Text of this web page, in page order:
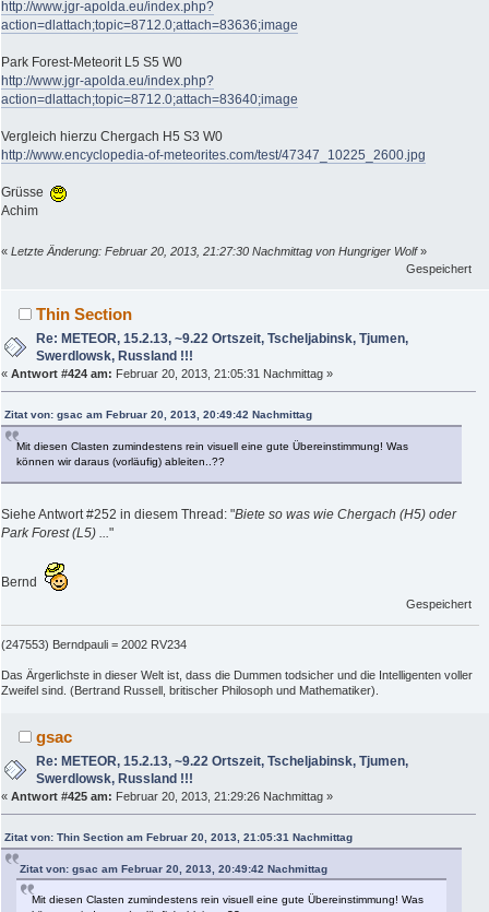
http://www.jgr-apolda.eu/index.php?
action=dlattach;topic=8712.0;attach=83636;image
Park Forest-Meteorit L5 S5 W0
http://www.jgr-apolda.eu/index.php?
action=dlattach;topic=8712.0;attach=83640;image
Vergleich hierzu Chergach H5 S3 W0
http://www.encyclopedia-of-meteorites.com/test/47347_10225_2600.jpg
Grüsse
Achim
« Letzte Änderung: Februar 20, 2013, 21:27:30 Nachmittag von Hungriger Wolf»
Gespeichert
Thin Section
Re: METEOR, 15.2.13, ~9.22 Ortszeit, Tscheljabinsk, Tjumen,
Swerdlowsk, Russland !!!
« Antwort #424 am: Februar 20, 2013, 21:05:31 Nachmittag »
Zitat von: gsac am Februar 20, 2013, 20:49:42 Nachmittag
Mit diesen Clasten zumindestens rein visuell eine gute Übereinstimmung! Was
können wir daraus (vorläufig) ableiten..??
Siehe Antwort #252 in diesem Thread: "Biete so was wie Chergach (H5) oder
Park Forest (L5) ..."
Bernd
Gespeichert
(247553) Berndpauli = 2002 RV234
Das Ärgerlichste in dieser Welt ist, dass die Dummen todsicher und die Intelligenten voller
Zweifel sind. (Bertrand Russell, britischer Philosoph und Mathematiker).
gsac
Re: METEOR, 15.2.13, ~9.22 Ortszeit, Tscheljabinsk, Tjumen,
Swerdlowsk, Russland !!!
« Antwort #425 am: Februar 20, 2013, 21:29:26 Nachmittag »
Zitat von: Thin Section am Februar 20, 2013, 21:05:31 Nachmittag
Zitat von: gsac am Februar 20, 2013, 20:49:42 Nachmittag
Mit diesen Clasten zumindestens rein visuell eine gute Übereinstimmung! Was